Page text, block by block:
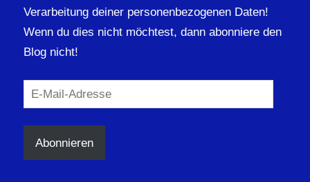
Verarbeitung deiner personenbezogenen Daten!
Wenn du dies nicht möchtest, dann abonniere den
Blog nicht!
E-
Mail-
Adresse
Abonnieren